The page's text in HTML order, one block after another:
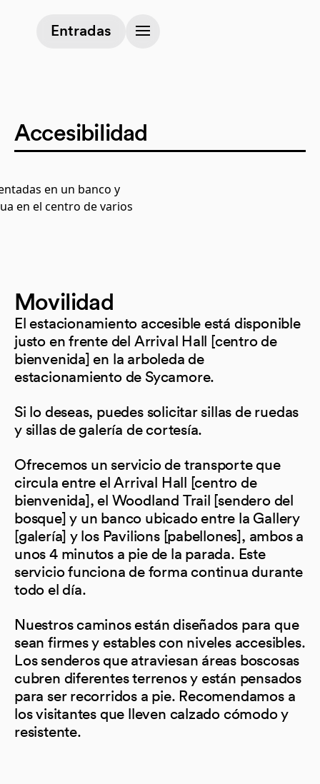
Entradas
(opens in a new tab)
Accesibilidad
Movilidad
El estacionamiento accesible está disponible
justo en frente del Arrival Hall [centro de
bienvenida] en la arboleda de
estacionamiento de Sycamore.
Si lo deseas, puedes solicitar sillas de ruedas
y sillas de galería de cortesía.
Ofrecemos un servicio de transporte que
circula entre el Arrival Hall [centro de
bienvenida], el Woodland Trail [sendero del
bosque] y un banco ubicado entre la Gallery
[galería] y los Pavilions [pabellones], ambos a
unos 4 minutos a pie de la parada. Este
servicio funciona de forma continua durante
todo el día.
Nuestros caminos están diseñados para que
sean firmes y estables con niveles accesibles.
Los senderos que atraviesan áreas boscosas
cubren diferentes terrenos y están pensados
para ser recorridos a pie. Recomendamos a
los visitantes que lleven calzado cómodo y
resistente.